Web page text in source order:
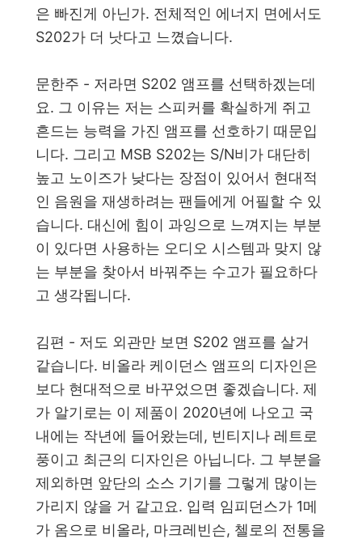
은 빠진게 아닌가. 전체적인 에너지 면에서도
S202가 더 낫다고 느꼈습니다.
문한주 - 저라면 S202 앰프를 선택하겠는데
요. 그 이유는 저는 스피커를 확실하게 쥐고
흔드는 능력을 가진 앰프를 선호하기 때문입
니다. 그리고 MSB S202는 S/N비가 대단히
높고 노이즈가 낮다는 장점이 있어서 현대적
인 음원을 재생하려는 팬들에게 어필할 수 있
습니다. 대신에 힘이 과잉으로 느껴지는 부분
이 있다면 사용하는 오디오 시스템과 맞지 않
는 부분을 찾아서 바꿔주는 수고가 필요하다
고 생각됩니다.
김편 - 저도 외관만 보면 S202 앰프를 살거
같습니다. 비올라 케이던스 앰프의 디자인은
보다 현대적으로 바꾸었으면 좋겠습니다. 제
가 알기로는 이 제품이 2020년에 나오고 국
내에는 작년에 들어왔는데, 빈티지나 레트로
풍이고 최근의 디자인은 아닙니다. 그 부분을
제외하면 앞단의 소스 기기를 그렇게 많이는
가리지 않을 거 같고요. 입력 임피던스가 1메
가 옴으로 비올라, 마크레빈슨, 첼로의 전통을